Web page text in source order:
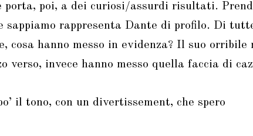
porta, poi, a dei curiosi/assurdi risultati.
sappiamo rappresenta Dante di profilo. Di
cosa hanno messo in evidenza? Il suo orribile
verso, invece hanno messo quella faccia di
il tono, con un divertissement, che spero